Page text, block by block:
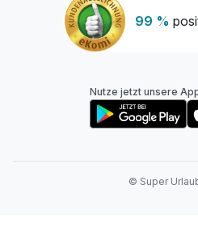
99 %
Nutze jetzt unsere
© Super